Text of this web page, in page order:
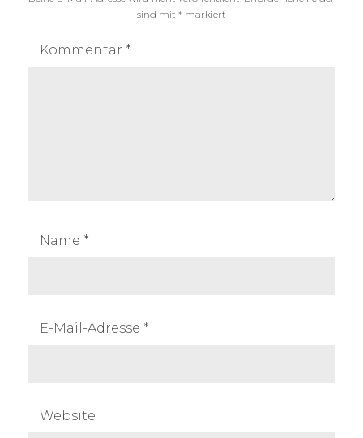
sind mit * markiert
Kommentar *
Name *
E-Mail-Adresse *
Website